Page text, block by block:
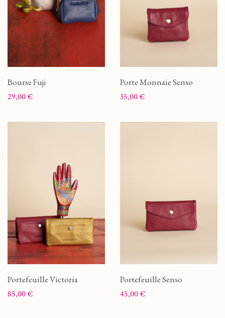
Bourse Fuji
Prix
29,00 €
Porte Monnaie Senso
Prix
35,00 €
Portefeuille Victoria
Prix
85,00 €
Portefeuille Senso
Prix
45,00 €